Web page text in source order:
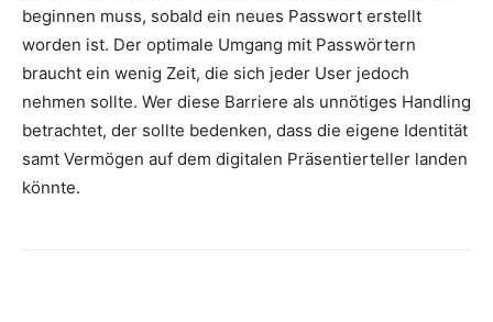
beginnen muss, sobald ein neues Passwort erstellt
worden ist. Der optimale Umgang mit Passwörtern
braucht ein wenig Zeit, die sich jeder User jedoch
nehmen sollte. Wer diese Barriere als unnötiges Handling
betrachtet, der sollte bedenken, dass die eigene Identität
samt Vermögen auf dem digitalen Präsentierteller landen
könnte.